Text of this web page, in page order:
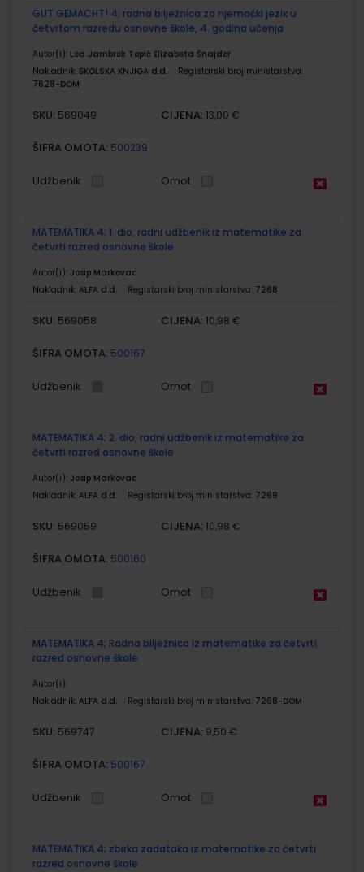
GUT GEMACHT! 4; radna bilježnica za njemački jezik u
četvrtom razredu osnovne škole, 4. godina učenja
Autor(i): Lea Jambrek Topić Elizabeta Šnajder
Nakladnik: ŠKOLSKA KNJIGA d.d.
Registarski broj ministarstva:
7628-DOM
SKU: 569049 CIJENA: 13,00 €
ŠIFRA OMOTA: 500239
Udžbenik Omot
MATEMATIKA 4; 1. dio, radni udžbenik iz matematike za
četvrti razred osnovne škole
Autor(i): Josip Markovac
Nakladnik: ALFA d.d. Registarski broj ministarstva: 7268
SKU: 569058 CIJENA: 10,98 €
ŠIFRA OMOTA: 500167
Udžbenik Omot
MATEMATIKA 4; 2. dio, radni udžbenik iz matematike za
četvrti razred osnovne škole
Autor(i): Josip Markovac
Nakladnik: ALFA d.d. Registarski broj ministarstva: 7269
SKU: 569059 CIJENA: 10,98 €
ŠIFRA OMOTA: 500160
Udžbenik Omot
MATEMATIKA 4; Radna bilježnica iz matematike za četvrti
razred osnovne škole
Autor(i):
Nakladnik: ALFA d.d. Registarski broj ministarstva: 7268-DOM
SKU: 569747 CIJENA: 9,50 €
ŠIFRA OMOTA: 500167
Udžbenik Omot
MATEMATIKA 4; zbirka zadataka iz matematike za četvrti
razred osnovne škole